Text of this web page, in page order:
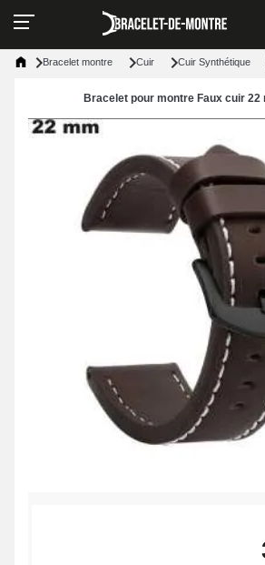
Bracelet montre Cuir Cuir Synthétique
Bracelet pour montre Faux cuir 22